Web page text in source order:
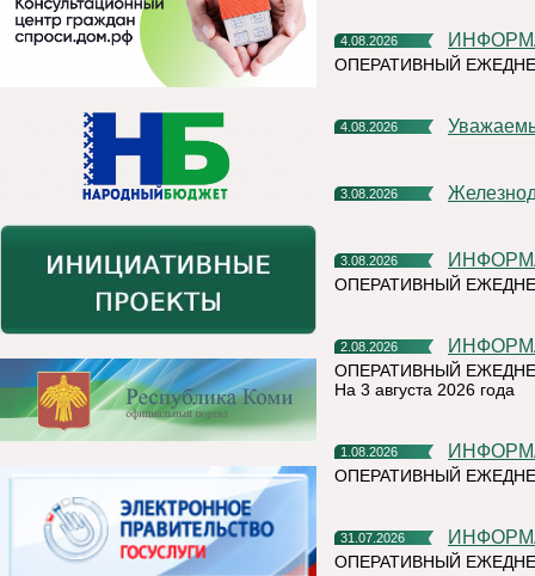
4.08.2026
ОПЕРАТИВНЫЙ
4.08.2026
3.08.2026
3.08.2026
ОПЕРАТИВНЫЙ
2.08.2026
ОПЕРАТИВНЫЙ
На 3 августа 2026 года
1.08.2026
ОПЕРАТИВНЫЙ
31.07.2026
ОПЕРАТИВНЫЙ